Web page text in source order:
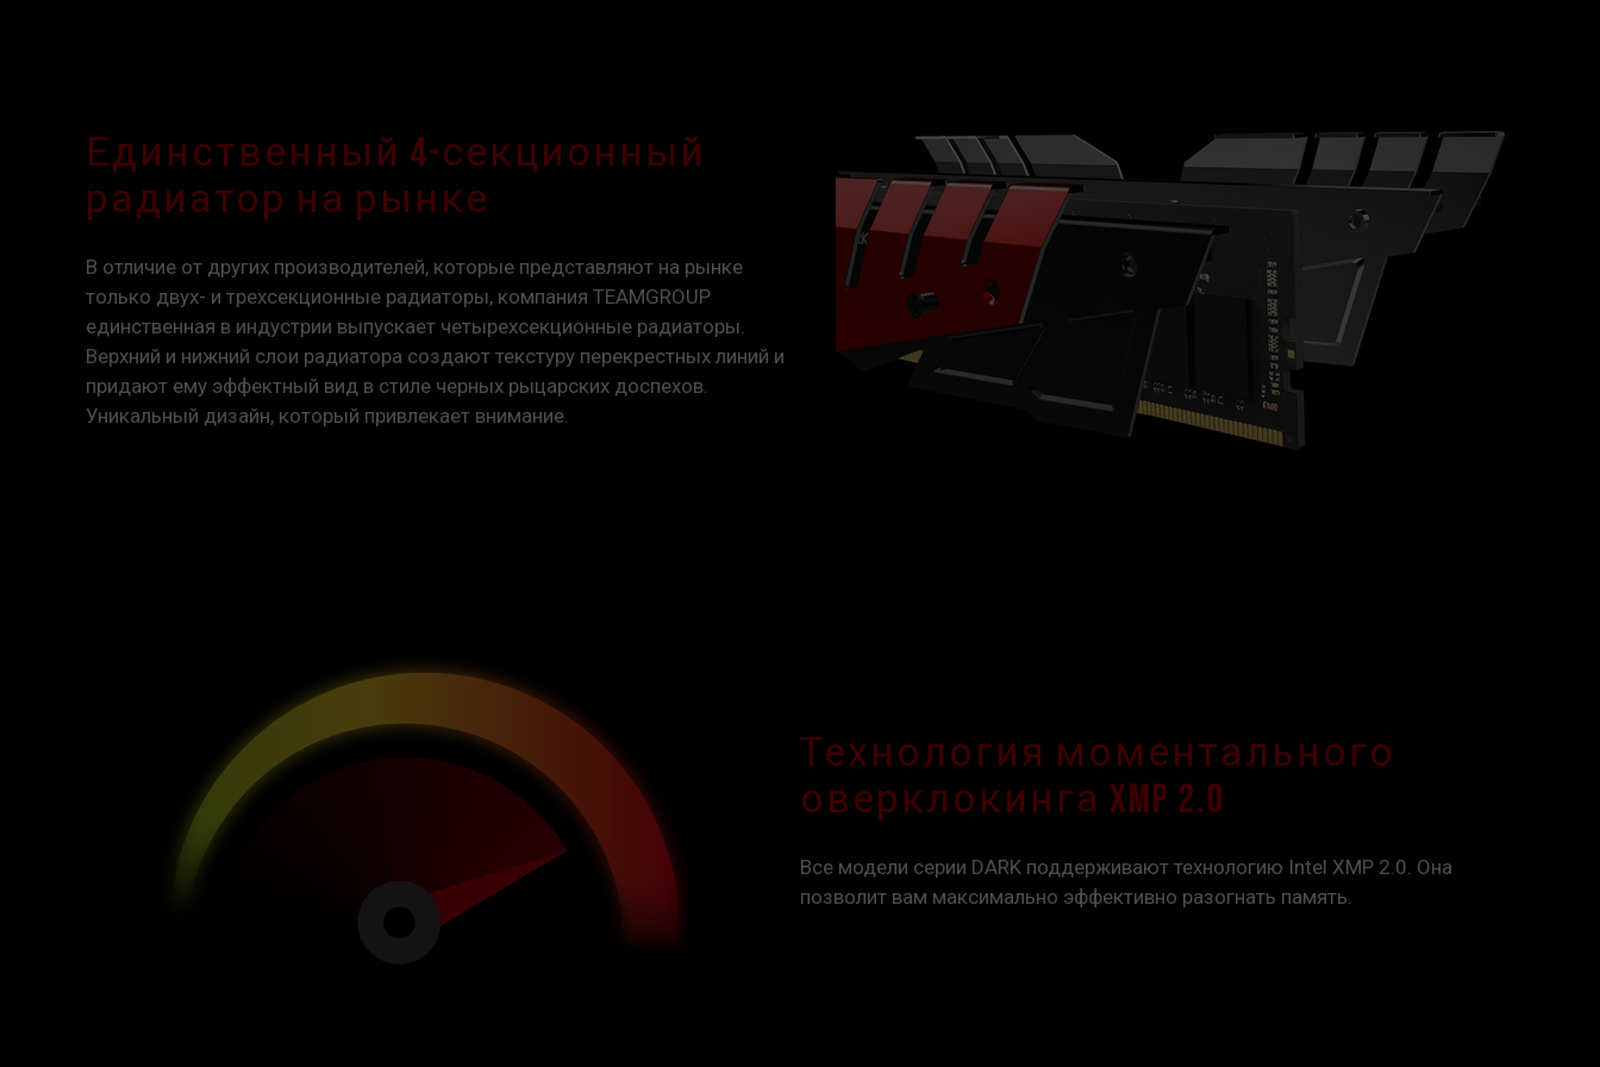
Единственный 4-секционный
радиатор на рынке
В отличие от других производителей, которые представляют на рынке
только двух- и трехсекционные радиаторы, компания TEAMGROUP
единственная в индустрии выпускает четырехсекционные радиаторы.
Верхний и нижний слои радиатора создают текстуру перекрестных линий и
придают ему эффектный вид в стиле черных рыцарских доспехов.
Уникальный дизайн, который привлекает внимание.
Технология моментального
оверклокинга XMP 2.0
Все модели серии DARK поддерживают технологию Intel XMP 2.0. Она
позволит вам максимально эффективно разогнать память.